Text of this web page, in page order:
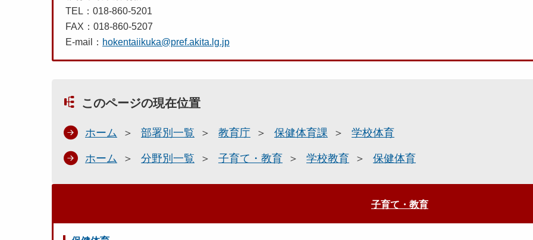
TEL：018-860-5201
FAX：018-860-5207
E-mail： hokentaiikuka@pref.akita.lg.jp
このページの現在位置
ホーム 部署別一覧 教育庁 保健体育課 学校体育
ホーム 分野別一覧 子育て・教育 学校教育 保健体育
子育て・教育